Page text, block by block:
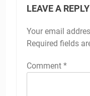
LEAVE A REPLY
Your email
Required fields
Comment *